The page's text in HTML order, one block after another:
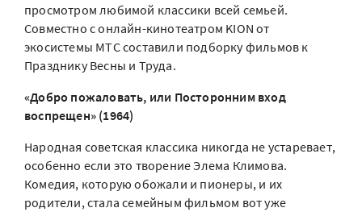
просмотром любимой классики всей семьей.
Совместно с онлайн-кинотеатром KION от
экосистемы МТС составили подборку фильмов к
Празднику Весны и Труда.
«Добро пожаловать, или Посторонним вход
воспрещен» (1964)
Народная советская классика никогда не устаревает,
особенно если это творение Элема Климова.
Комедия, которую обожали и пионеры, и их
родители, стала семейным фильмом вот уже